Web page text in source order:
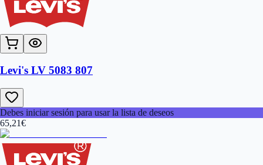
Levi's LV 5083 807
Debes iniciar sesión para usar la lista de deseos
65,21€